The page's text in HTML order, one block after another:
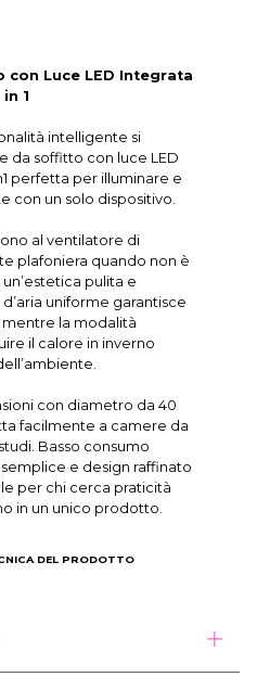
Luce LED Integrata
1
intelligente si
da soffitto con luce LED
perfetta per illuminare e
con un solo dispositivo.
al ventilatore di
plafoniera quando non è
pulita e
uniforme garantisce
la modalità
il calore in inverno
con diametro da 40
facilmente a camere da
Basso consumo
e design raffinato
per chi cerca praticità
in un unico prodotto.
DEL PRODOTTO